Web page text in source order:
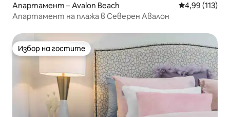
Апартамент – Avalon Beach Средна
4,99 (113)
Апартамент на плажа в Северен Авалон
Избор на гостите
Избор на гостите